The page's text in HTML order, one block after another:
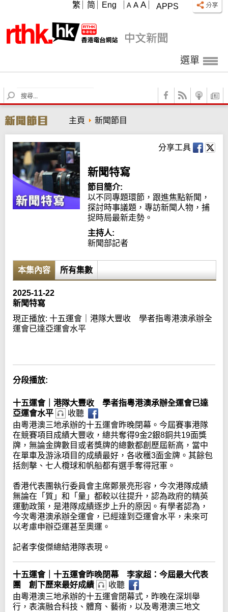
APPS
A A A
繁 简 Eng
選單
S
e
r
c
h
主頁 新聞節目
分享工具
新聞特寫
節目簡介:
以不同專題環節，跟進焦點新聞，
探討時事議題，專訪新聞人物，捕
捉時局最新走勢。
主持人:
新聞部記者
本集內容 所有集數
2025-11-22
新聞特寫
現正播放: 十五運會｜港隊大豐收 學者指粵港澳承辦全
運會已達亞運會水平
分段播放:
十五運會｜港隊大豐收 學者指粵港澳承辦全運會已達
亞運會水平
收聽
由粵港澳三地承辦的十五運會昨晚閉幕。今屆賽事港隊
在競賽項目成績大豐收，總共奪得9金2銀8銅共19面獎
牌，無論金牌數目或者獎牌的總數都創歷屆新高，當中
在單車及游泳項目的成績最好，各收穫3面金牌。其餘包
括劍擊、七人欖球和帆船都有選手奪得冠軍。
香港代表團執行委員會主席鄭景亮形容，今次港隊成績
無論在「質」和「量」都較以往提升，認為政府的精英
運動政策，是港隊成績逐步上升的原因。有學者認為，
今次粵港澳承辦全運會，已經達到亞運會水平，未來可
以考慮申辦亞運甚至奧運。
記者李俊傑總結港隊表現。
十五運會｜十五運會昨晚閉幕 李家超：今屆最大代表
團 創下歷來最好成績
收聽
由粵港澳三地承辦的十五運會閉幕式，昨晚在深圳舉
行，表演融合科技、體育、藝術，以及粵港澳三地文